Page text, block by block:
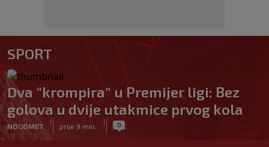
SPORT
Dva "krompira" u Premijer ligi: Bez
golova u dvije utakmice prvog kola
NOGOMET
|
prije 9 min.
| 0